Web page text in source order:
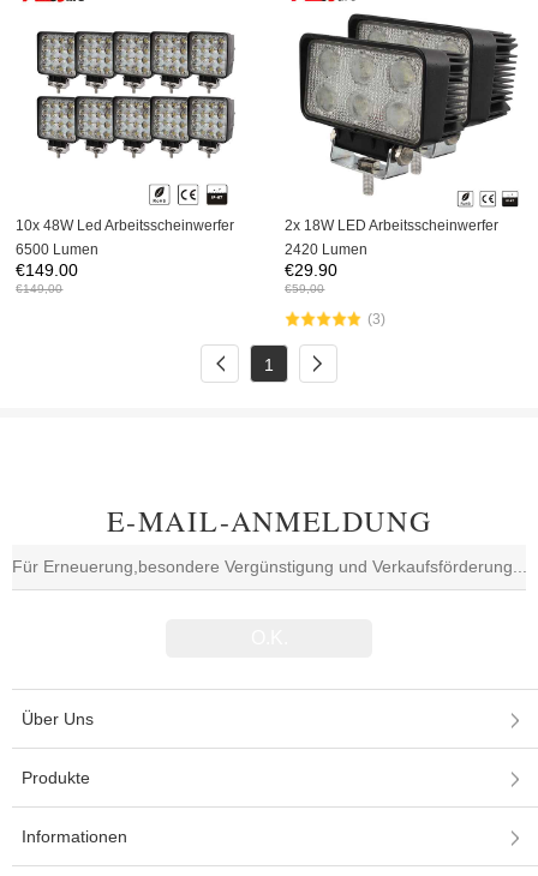
10x 48W Led Arbeitsscheinwerfer
6500 Lumen
€149.00
€149,00
2x 18W LED Arbeitsscheinwerfer
2420 Lumen
€29.90
€59,00
(3)
1
E-MAIL-ANMELDUNG
Über Uns
Produkte
Informationen